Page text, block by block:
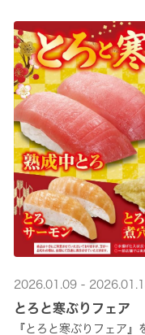
2026.01.09 -
とろと寒ぶりフェア
『とろと寒ぶりフェア